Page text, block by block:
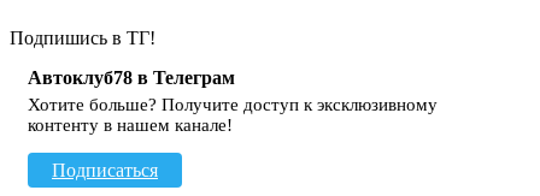
Подпишись в ТГ!
Автоклуб78 в Телеграм
Хотите больше? Получите доступ к эксклюзивному
контенту в нашем канале!
Подписаться